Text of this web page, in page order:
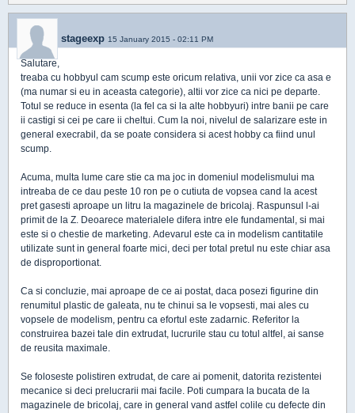
stageexp 15 January 2015 - 02:11 PM
Salutare,
treaba cu hobbyul cam scump este oricum relativa, unii vor zice ca asa e
(ma numar si eu in aceasta categorie), altii vor zice ca nici pe departe.
Totul se reduce in esenta (la fel ca si la alte hobbyuri) intre banii pe care
ii castigi si cei pe care ii cheltui. Cum la noi, nivelul de salarizare este in
general execrabil, da se poate considera si acest hobby ca fiind unul
scump.
Acuma, multa lume care stie ca ma joc in domeniul modelismului ma
intreaba de ce dau peste 10 ron pe o cutiuta de vopsea cand la acest
pret gasesti aproape un litru la magazinele de bricolaj. Raspunsul l-ai
primit de la Z. Deoarece materialele difera intre ele fundamental, si mai
este si o chestie de marketing. Adevarul este ca in modelism cantitatile
utilizate sunt in general foarte mici, deci per total pretul nu este chiar asa
de disproportionat.
Ca si concluzie, mai aproape de ce ai postat, daca posezi figurine din
renumitul plastic de galeata, nu te chinui sa le vopsesti, mai ales cu
vopsele de modelism, pentru ca efortul este zadarnic. Referitor la
construirea bazei tale din extrudat, lucrurile stau cu totul altfel, ai sanse
de reusita maximale.
Se foloseste polistiren extrudat, de care ai pomenit, datorita rezistentei
mecanice si deci prelucrarii mai facile. Poti cumpara la bucata de la
magazinele de bricolaj, care in general vand astfel colile cu defecte din